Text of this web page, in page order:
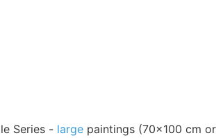
Series - large paintings (70x100 cm or